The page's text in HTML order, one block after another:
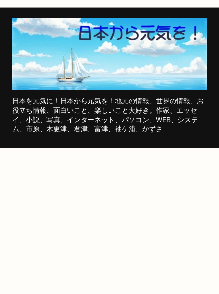
日本を元気に！日本から元気を！地元の情報、世界の情報、お
役立ち情報、面白いこと、楽しいこと大好き。作家、エッセ
イ、小説、写真、インターネット、パソコン、WEB、システ
ム、市原、木更津、君津、富津、袖ケ浦、かずさ